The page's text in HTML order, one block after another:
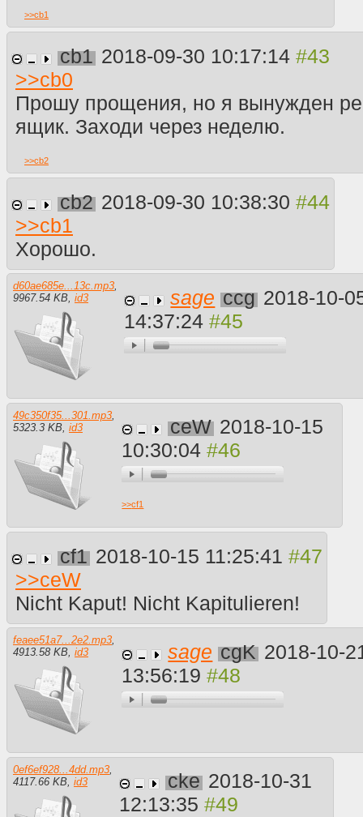
>>cb1
cb1 2018-09-30 10:17:14
>>cb0
Прошу прощения, но я вынужден
ящик. Заходи через неделю.
>>cb2
cb2 2018-09-30 10:38:30
>>cb1
Хорошо.
d60ae685e...13c.mp3,
9967.54 KB, id3 sage ccg 2018-10-
14:37:24
49c350f35...301.mp3
5323.3 KB id3 ceW 2018-10-15
10:30:04
>>cf1
cf1 2018-10-15 11:25:41
>>ceW
Nicht Kaput! Nicht Kapitulieren!
feaee51a7...2e2.mp3,
4913.58 KB, id3 sage cgK 2018-10-
13:56:19
0ef6ef928...4dd.mp3
4117.66 KB id3 cke 2018-10-31
12:13:35